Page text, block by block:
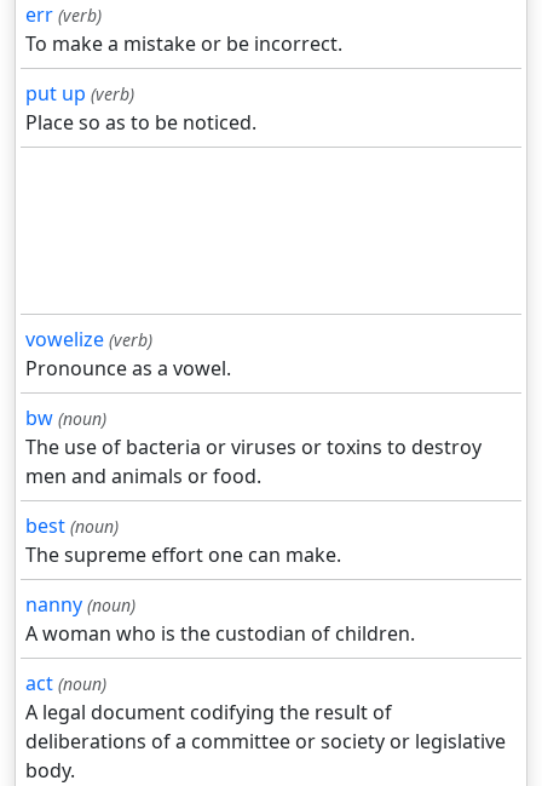
err (verb)
To make a mistake or be incorrect.
put up (verb)
Place so as to be noticed.
vowelize (verb)
Pronounce as a vowel.
bw (noun)
The use of bacteria or viruses or toxins to destroy
men and animals or food.
best (noun)
The supreme effort one can make.
nanny (noun)
A woman who is the custodian of children.
act (noun)
A legal document codifying the result of
deliberations of a committee or society or legislative
body.